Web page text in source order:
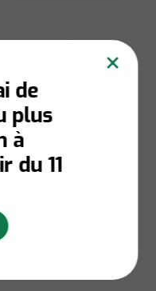
tiger
Pommeau de douche
×
de
plus
à
du 11